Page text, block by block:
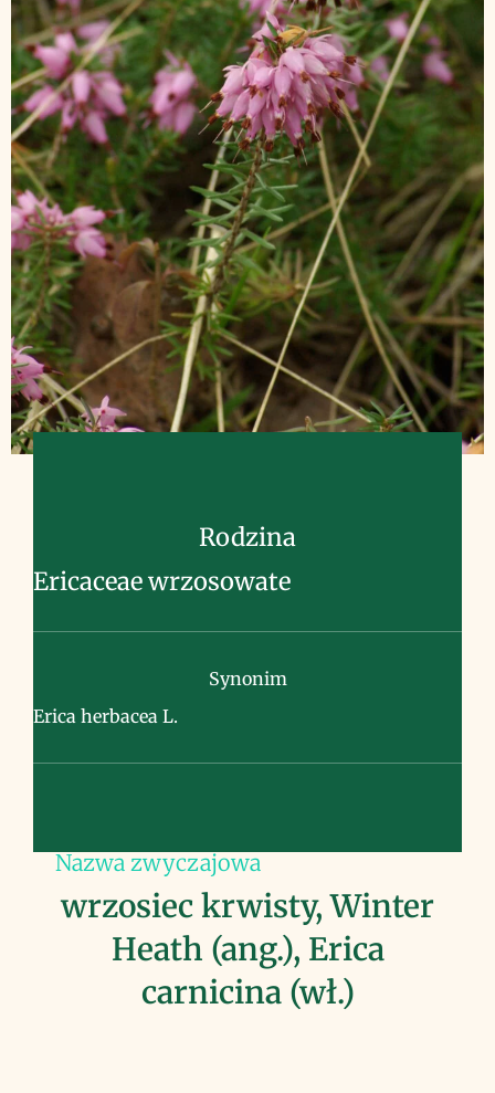
Rodzina
Ericaceae wrzosowate
Synonim
Erica herbacea L.
Nazwa zwyczajowa
wrzosiec krwisty, Winter
Heath (ang.), Erica
carnicina (wł.)